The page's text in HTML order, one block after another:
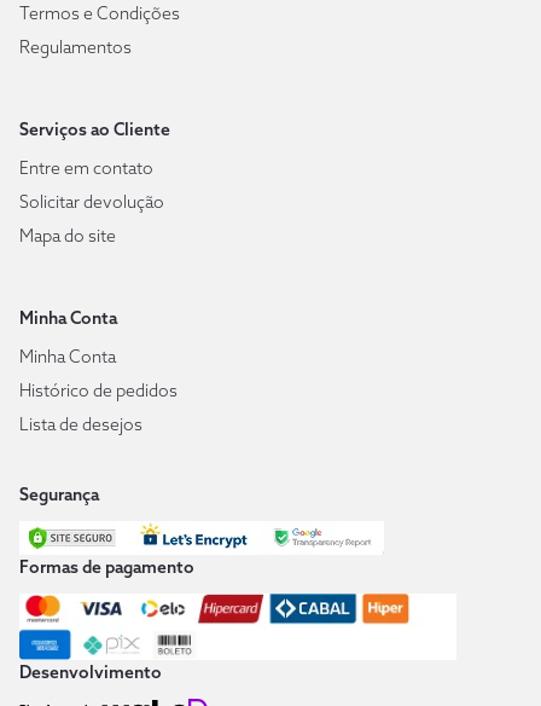
Termos e Condições
Regulamentos
Serviços ao Cliente
Entre em contato
Solicitar devolução
Mapa do site
Minha Conta
Minha Conta
Histórico de pedidos
Lista de desejos
Segurança
Formas de pagamento
Desenvolvimento